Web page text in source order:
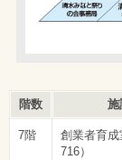
階数 施
7階
創業者育成
716）